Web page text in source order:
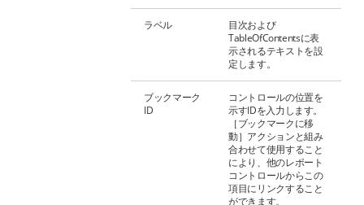
ラベル
目次および
TableOfContentsに表
示されるテキストを設
定します。
ブックマーク
ID
コントロールの位置を
示すIDを入力します。
［ブックマークに移
動］アクションと組み
合わせて使用すること
により、他のレポート
コントロールからこの
項目にリンクすること
ができます。